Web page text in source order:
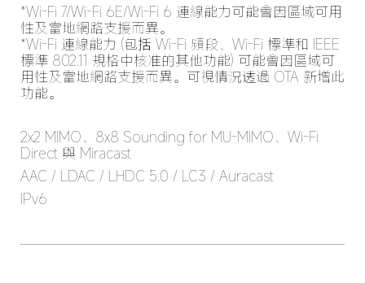
*Wi-Fi 7/Wi-Fi 6E/Wi-Fi 6 連線能力可能會因區域可用
性及當地網路支援而異。
*Wi-Fi 連線能力 (包括 Wi-Fi 頻段、Wi-Fi 標準和 IEEE
標準 802.11 規格中核准的其他功能) 可能會因區域可
用性及當地網路支援而異。可視情況透過 OTA 新增此
功能。
2x2 MIMO、8x8 Sounding for MU-MIMO、Wi-Fi
Direct 與 Miracast
AAC / LDAC / LHDC 5.0 / LC3 / Auracast
IPv6